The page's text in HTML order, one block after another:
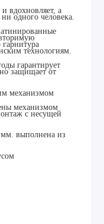
вдохновляет, а
одного человека.
технологиям.
гарантирует
защищает от
механизмом
механизмом
с несущей
выполнена из